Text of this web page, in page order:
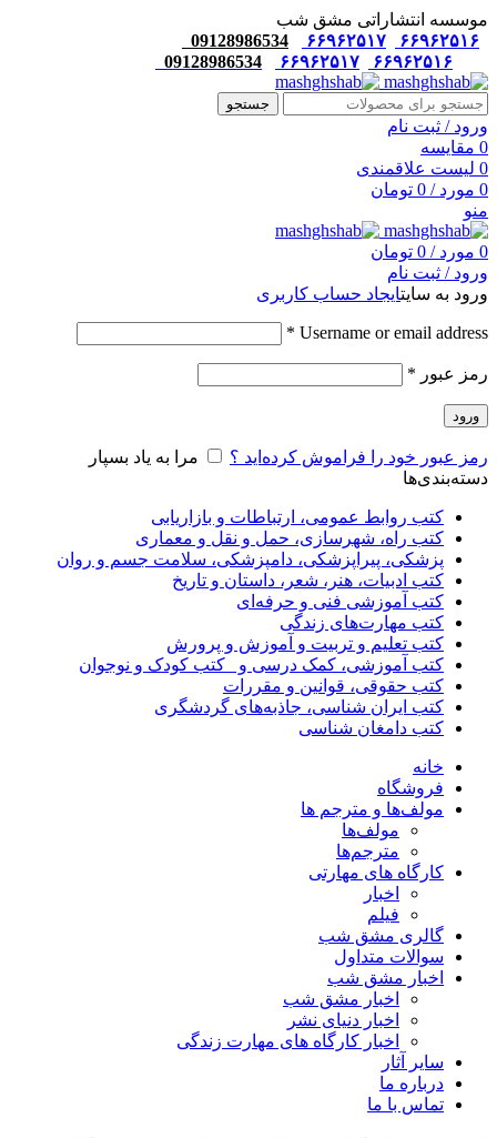
موسسه انتشاراتی مشق شب
۶۶۹۶۲۵۱۶
۶۶۹۶۲۵۱۷
09128986534
۶۶۹۶۲۵۱۶
۶۶۹۶۲۵۱۷ 09128986534
جستجو
ورود / ثبت نام
0 مقایسه
0 لیست علاقمندی
0 مورد /
0 تومان
منو
0 مورد /
0 تومان
ورود / ثبت نام
ورود به سایتایجاد حساب کاربری
Username or email address
*
رمز عبور *
ورود
رمز عبور خود را فراموش کرده‌اید ؟
مرا به یاد بسپار
دسته‌بندی‌ها
کتب روابط عمومی، ارتباطات و بازاریابی
کتب راه، شهرسازی، حمل و نقل و معماری
پزشکی، پیراپزشکی، دامپزشکی، سلامت جسم و روان
کتب ادبیات، هنر، شعر، داستان و تاریخ
کتب آموزشی فنی و حرفه‌ای
کتب مهارت‌های زندگی
کتب تعلیم و تربیت و آموزش و پرورش
کتب آموزشی، کمک درسی و _کتب کودک و نوجوان
کتب حقوقی، قوانین و مقررات
کتب ایران شناسی، جاذبه‌های گردشگری
کتب دامغان شناسی
خانه
فروشگاه
مولف‌ها و مترجم ها
مولف‌ها
مترجم‌ها
کارگاه های مهارتی
اخبار
فیلم
گالری مشق شب
سوالات متداول
اخبار مشق شب
اخبار مشق شب
اخبار دنیای نشر
اخبار کارگاه های مهارت زندگی
سایر آثار
درباره ما
تماس با ما